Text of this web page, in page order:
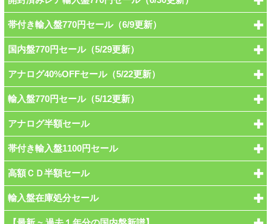
帯付き輸入盤770円セール（6/9更新）
国内盤770円セール（5/29更新）
アナログ40%OFFセール（5/22更新）
輸入盤770円セール（5/12更新）
アナログ半額セール
帯付き輸入盤1100円セール
高額ＣＤ半額セール
輸入盤在庫処分セール